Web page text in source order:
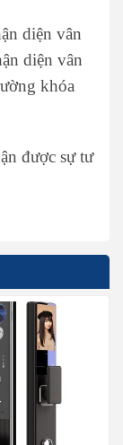
diện vân
diện vân
khóa
được sự tư